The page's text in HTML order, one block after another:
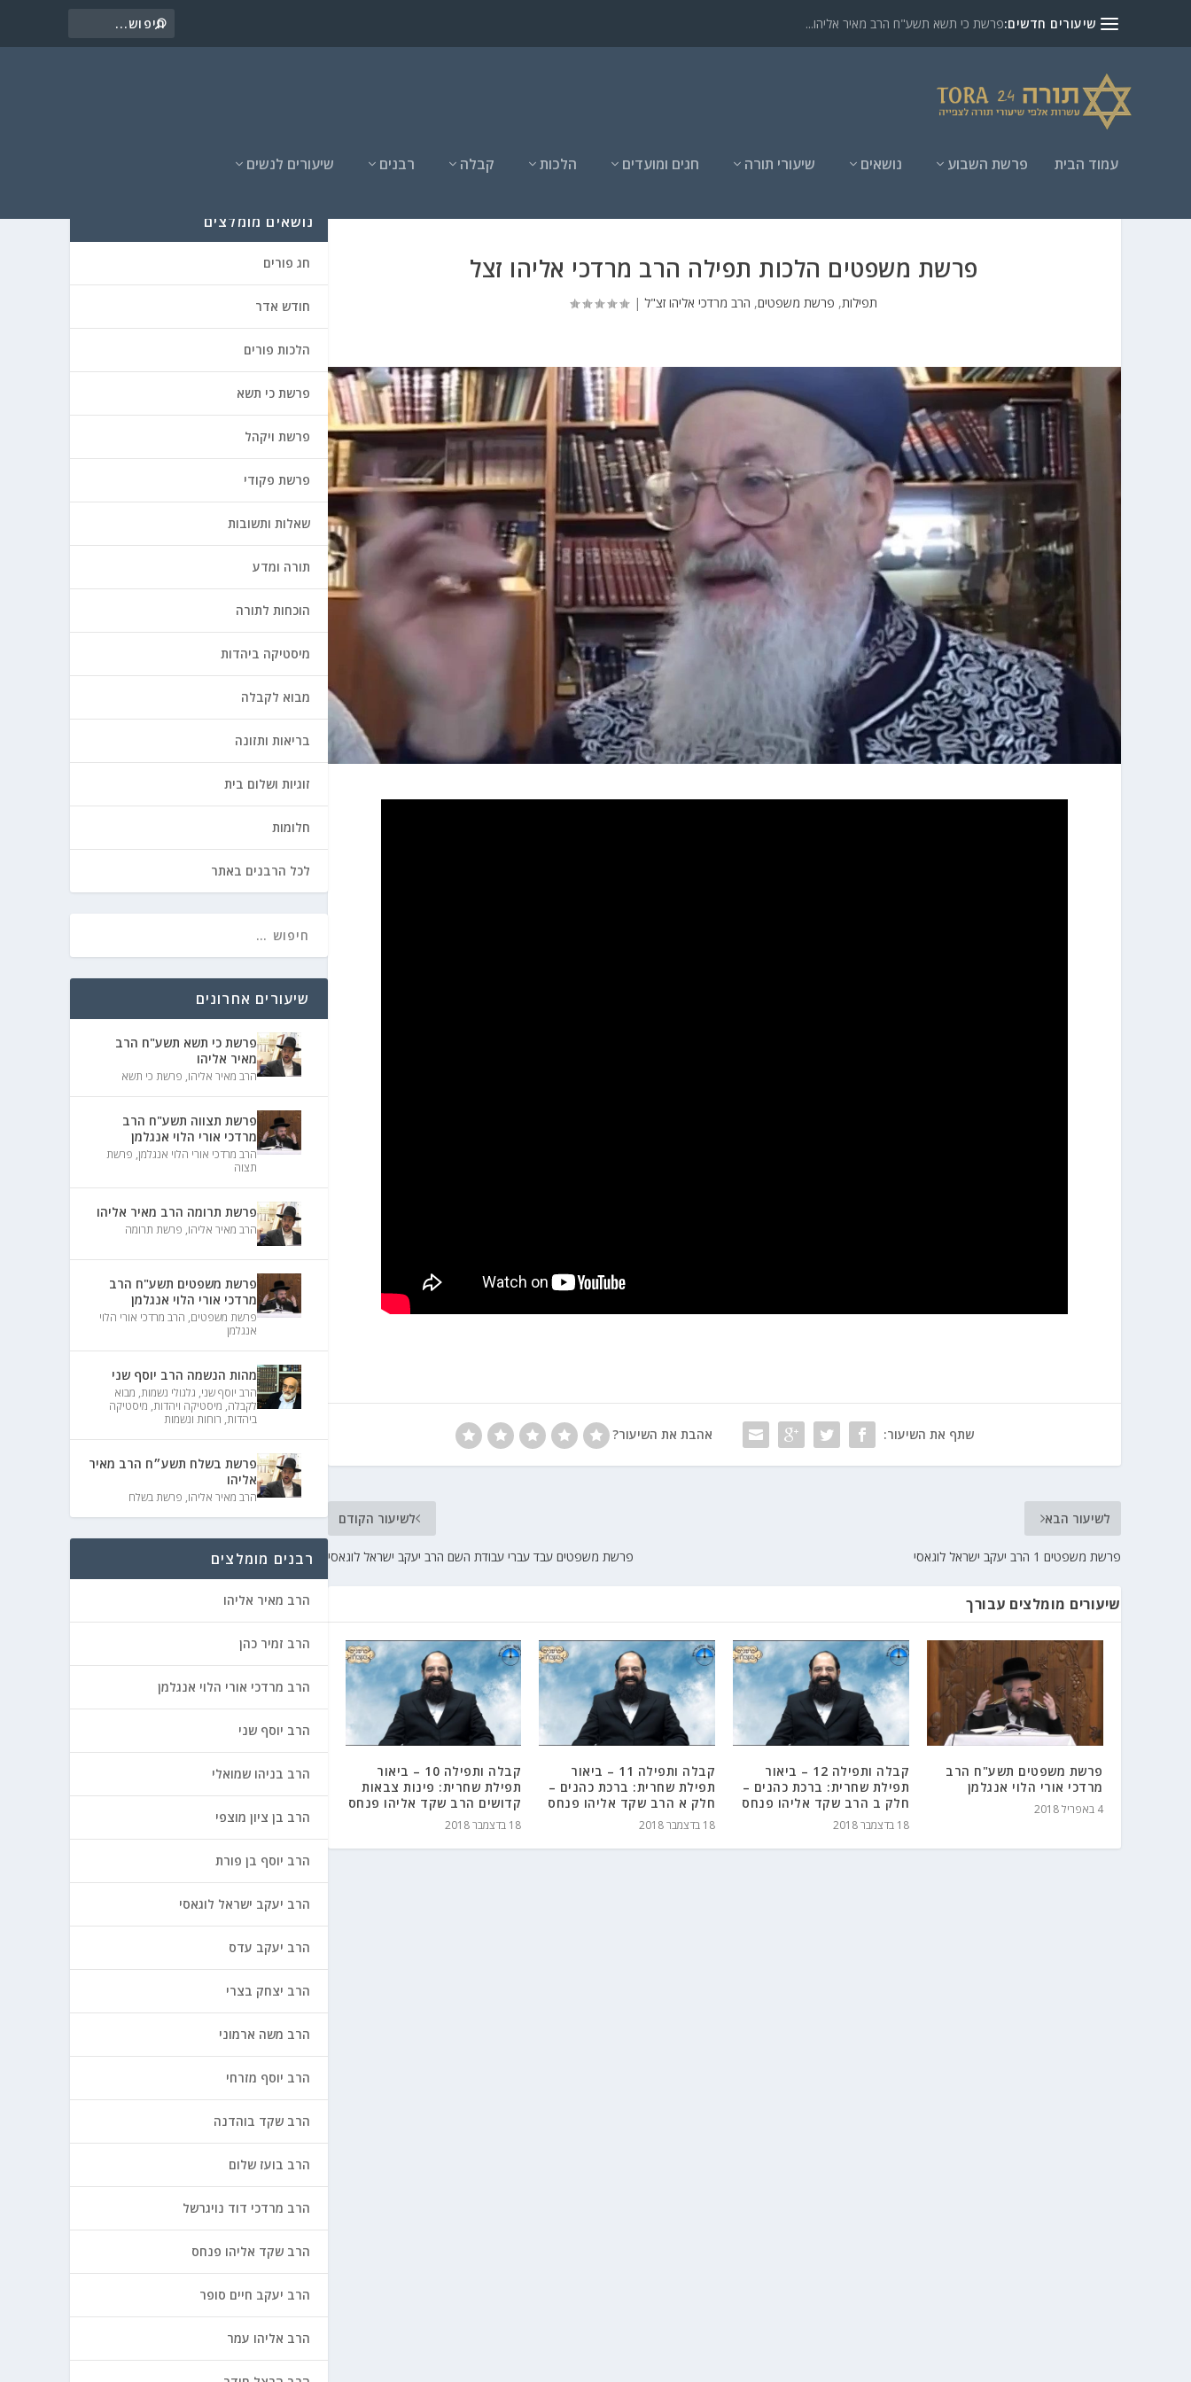
שיעורים חדשים:פרשת כי תשא תשע"ח הרב מאיר אליהו...
עמוד הבית פרשת השבוע נושאים שיעורי תורה חגים ומועדים הלכות קבלה רבנים שיעורים לנשים
פרשת משפטים הלכות תפילה הרב מרדכי אליהו זצל
תפילות, פרשת משפטים, הרב מרדכי אליהו זצ"ל |
שתף את השיעור: אהבת את השיעור?
לשיעור הקודם
פרשת משפטים עבד עברי עבודת השם הרב יעקב ישראל לוגאסי
לשיעור הבא
פרשת משפטים 1 הרב יעקב ישראל לוגאסי
שיעורים מומלצים עבורך
פרשת משפטים תשע"ח הרב
מרדכי אורי הלוי אנגלמן
4 באפריל 2018
קבלה ותפילה 12 – ביאור
תפילת שחרית: ברכת כהנים –
חלק ב הרב שקד אליהו פנחס
18 בדצמבר 2018
קבלה ותפילה 11 – ביאור
תפילת שחרית: ברכת כהנים –
חלק א הרב שקד אליהו פנחס
18 בדצמבר 2018
קבלה ותפילה 10 – ביאור
תפילת שחרית: פינות צבאות
קדושים הרב שקד אליהו פנחס
18 בדצמבר 2018
נושאים מומלצים
חג פורים
חודש אדר
הלכות פורים
פרשת כי תשא
פרשת ויקהל
פרשת פקודי
שאלות ותשובות
תורה ומדע
הוכחות לתורה
מיסטיקה ביהדות
מבוא לקבלה
בריאות ותזונה
זוגיות ושלום בית
חלומות
לכל הרבנים באתר
שיעורים אחרונים
פרשת כי תשא תשע"ח הרב
מאיר אליהו
הרב מאיר אליהו, פרשת כי תשא
פרשת תצווה תשע"ח הרב
מרדכי אורי הלוי אנגלמן
הרב מרדכי אורי הלוי אנגלמן, פרשת
תצוה
פרשת תרומה הרב מאיר אליהו
הרב מאיר אליהו, פרשת תרומה
פרשת משפטים תשע"ח הרב
מרדכי אורי הלוי אנגלמן
פרשת משפטים, הרב מרדכי אורי הלוי
אנגלמן
מהות הנשמה הרב יוסף שני
הרב יוסף שני, גלגולי נשמות, מבוא
לקבלה, מיסטיקה ויהדות, מיסטיקה
ביהדות, רוחות ונשמות
פרשת בשלח תשע״ח הרב מאיר
אליהו
הרב מאיר אליהו, פרשת בשלח
רבנים מומלצים
הרב מאיר אליהו
הרב זמיר כהן
הרב מרדכי אורי הלוי אנגלמן
הרב יוסף שני
הרב בניהו שמואלי
הרב בן ציון מוצפי
הרב יוסף בן פורת
הרב יעקב ישראל לוגאסי
הרב יעקב עדס
הרב יצחק בצרי
הרב משה ארמוני
הרב יוסף מזרחי
הרב שקד בוהדנה
הרב בועז שלום
הרב מרדכי דוד נויגרשל
הרב שקד אליהו פנחס
הרב יעקב חיים סופר
הרב אליהו עמר